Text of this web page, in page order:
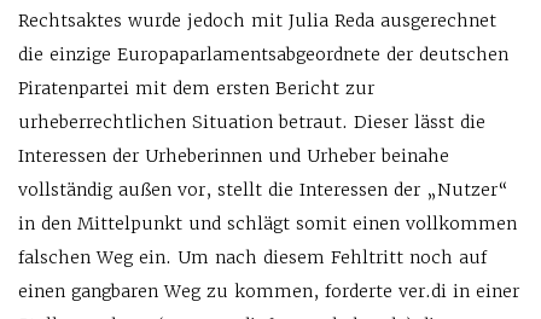
Rechtsaktes wurde jedoch mit Julia Reda ausgerechnet
die einzige Europaparlamentsabgeordnete der deutschen
Piratenpartei mit dem ersten Bericht zur
urheberrechtlichen Situation betraut. Dieser lässt die
Interessen der Urheberinnen und Urheber beinahe
vollständig außen vor, stellt die Interessen der „Nutzer“
in den Mittelpunkt und schlägt somit einen vollkommen
falschen Weg ein. Um nach diesem Fehltritt noch auf
einen gangbaren Weg zu kommen, forderte ver.di in einer